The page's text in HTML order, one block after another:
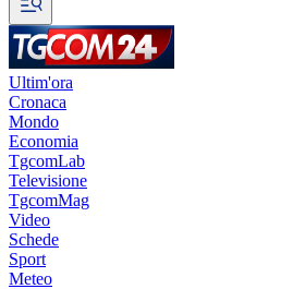
Ultim'ora
Cronaca
Mondo
Economia
TgcomLab
Televisione
TgcomMag
Video
Schede
Sport
Meteo